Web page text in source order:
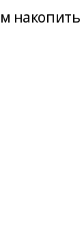
накопить